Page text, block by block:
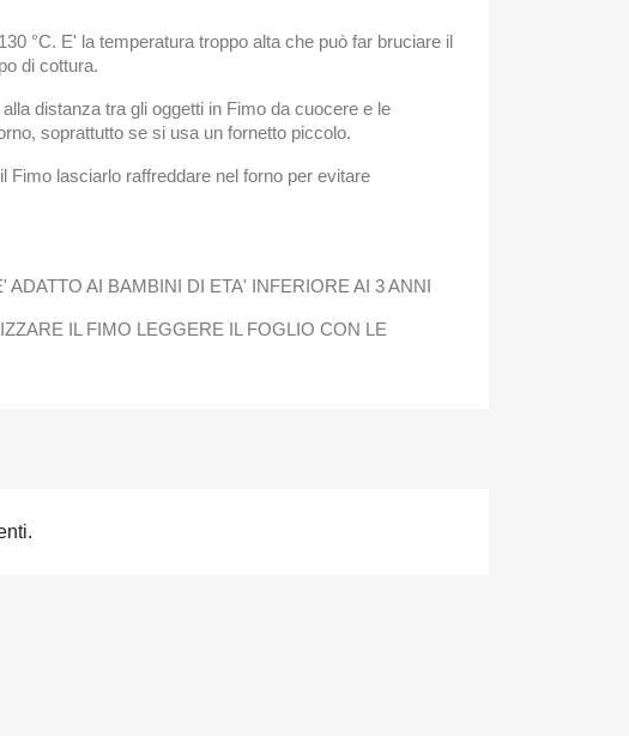
°C. E' la temperatura troppo alta che può far bruciare il
di cottura.
distanza tra gli oggetti in Fimo da cuocere e le
soprattutto se si usa un fornetto piccolo.
Fimo lasciarlo raffreddare nel forno per evitare
ADATTO AI BAMBINI DI ETA' INFERIORE AI 3 ANNI
IL FIMO LEGGERE IL FOGLIO CON LE